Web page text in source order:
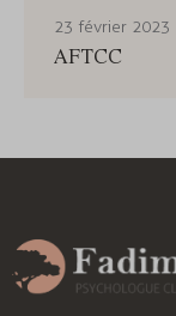
23 février 2023
AFTCC